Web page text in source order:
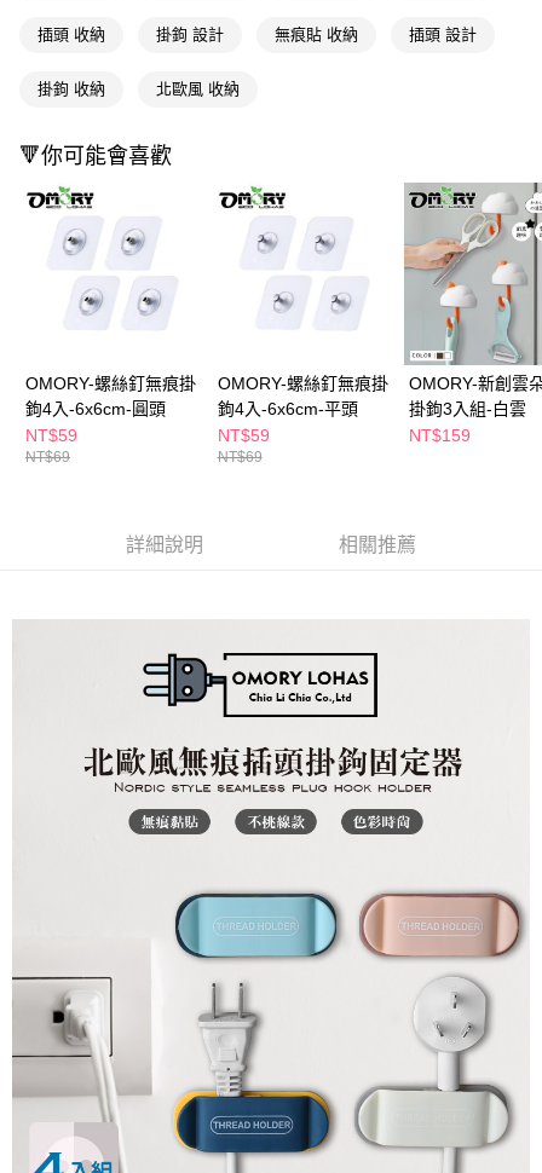
３．安心：先確認商品／服務後，再付款。
【「AFTEE先享後付」結帳流程】
２．訂單成立數日內，您將收到繳費通知簡訊。
ATM／網路銀行／等多元方式進行付款，方視為交易完成。
※ 請注意：結帳手續完成當下不需立刻繳費，但若您需要取消訂單，請聯絡
購買商品的店家。未經商家同意取消之訂單仍視為有效，需透過AFTEE先享
後付繳納相關費用。
※ 交易是否成功請以「AFTEE先享後付 」之結帳頁面顯示為準，若有關於
是否繳費成功／繳費後需取消欲退款等相關疑問，請聯繫「AFTEE先享後付
客戶支援中心」
https://netprotections.freshdesk.com/support/home
１．透過由恩沛科技股份有限公司提供之「AFTEE先享後付」服務完成之交
易，需依本服務之必要範圍內提供個人資料，並將交易相關給付款項請求債
權轉讓予恩沛科技股份有限公司。
２．關於個人資料處理事宜，請瀏覽以下網址：
恩沛科技股份有限公司將有權停止該用戶之使用額度並採取法律行動。
每筆NT$65，滿NT$390(含以上)免運費
每筆NT$65，滿NT$390(含以上)免運費
萊爾富取貨付款
每筆NT$65，滿NT$490(含以上)免運費
付款後萊爾富取貨
每筆NT$65，滿NT$490(含以上)免運費
每筆NT$65，滿NT$490(含以上)免運費
付款後7-11取貨
每筆NT$65，滿NT$490(含以上)免運費
每筆NT$100，滿NT$790(含以上)免運費
每筆NT$80，滿NT$290(含以上)免運費
插頭 收納 掛鉤 設計 無痕貼 收納 插頭 設計
掛鉤 收納 北歐風 收納
🔻你可能會喜歡
OMORY-螺絲釘無痕掛
鉤4入-6x6cm-圓頭
NT$59
NT$69
OMORY-螺絲釘無痕掛
鉤4入-6x6cm-平頭
NT$59
NT$69
OMORY-新創雲
掛鉤3入組-白雲
NT$159
詳細說明 相關推薦